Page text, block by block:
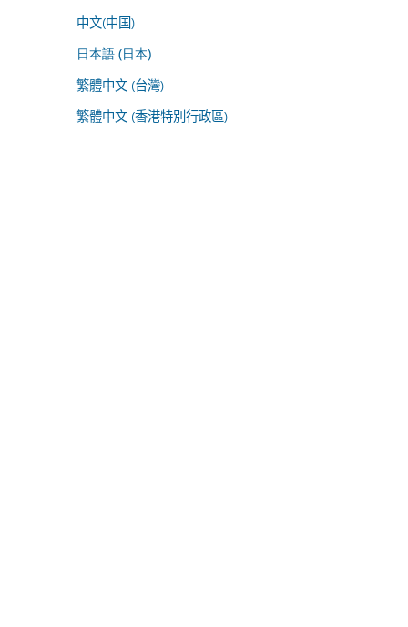
中文(中国)
日本語 (日本)
繁體中文 (台灣)
繁體中文 (香港特別行政區)